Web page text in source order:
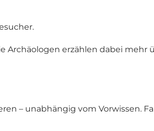
Archäologen erzählen dabei mehr
– unabhängig vom Vorwissen.